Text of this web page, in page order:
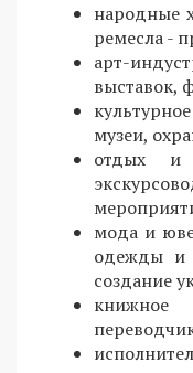
народные
ремесла -
арт-
выставок,
музеи,
отдых и
мода и
одежды и
создание
книжное